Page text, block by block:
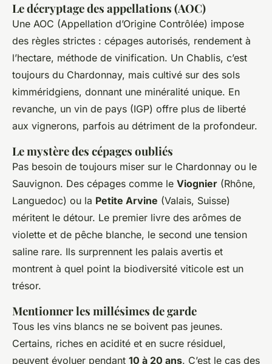
Le décryptage des appellations (AOC)
Une AOC (Appellation d’Origine Contrôlée) impose
des règles strictes : cépages autorisés, rendement à
l’hectare, méthode de vinification. Un Chablis, c’est
toujours du Chardonnay, mais cultivé sur des sols
kimméridgiens, donnant une minéralité unique. En
revanche, un vin de pays (IGP) offre plus de liberté
aux vignerons, parfois au détriment de la profondeur.
Le mystère des cépages oubliés
Pas besoin de toujours miser sur le Chardonnay ou le
Sauvignon. Des cépages comme le Viognier (Rhône,
Languedoc) ou la Petite Arvine (Valais, Suisse)
méritent le détour. Le premier livre des arômes de
violette et de pêche blanche, le second une tension
saline rare. Ils surprennent les palais avertis et
montrent à quel point la biodiversité viticole est un
trésor.
Mentionner les millésimes de garde
Tous les vins blancs ne se boivent pas jeunes.
Certains, riches en acidité et en sucre résiduel,
peuvent évoluer pendant 10 à 20 ans. C’est le cas des